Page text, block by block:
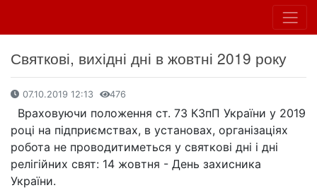
Святкові, вихідні дні в жовтні 2019 року
07.10.2019 12:13 476
Враховуючи положення ст. 73 КЗпП України у 2019
році на підприємствах, в установах, організаціях
робота не проводитиметься у святкові дні і дні
релігійних свят: 14 жовтня - День захисника
України.